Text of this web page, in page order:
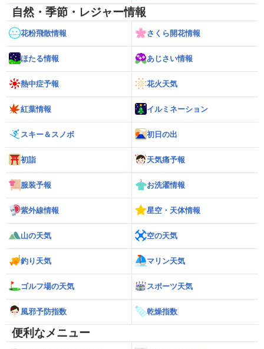
自然・季節・レジャー情報
花粉飛散情報 さくら開花情報
ほたる情報 あじさい情報
熱中症予報 花火天気
紅葉情報 イルミネーション
スキー＆スノボ 初日の出
初詣 天気痛予報
服装予報 お洗濯情報
紫外線情報 星空・天体情報
山の天気 空の天気
釣り天気 マリン天気
ゴルフ場の天気 スポーツ天気
風邪予防指数 乾燥指数
便利なメニュー